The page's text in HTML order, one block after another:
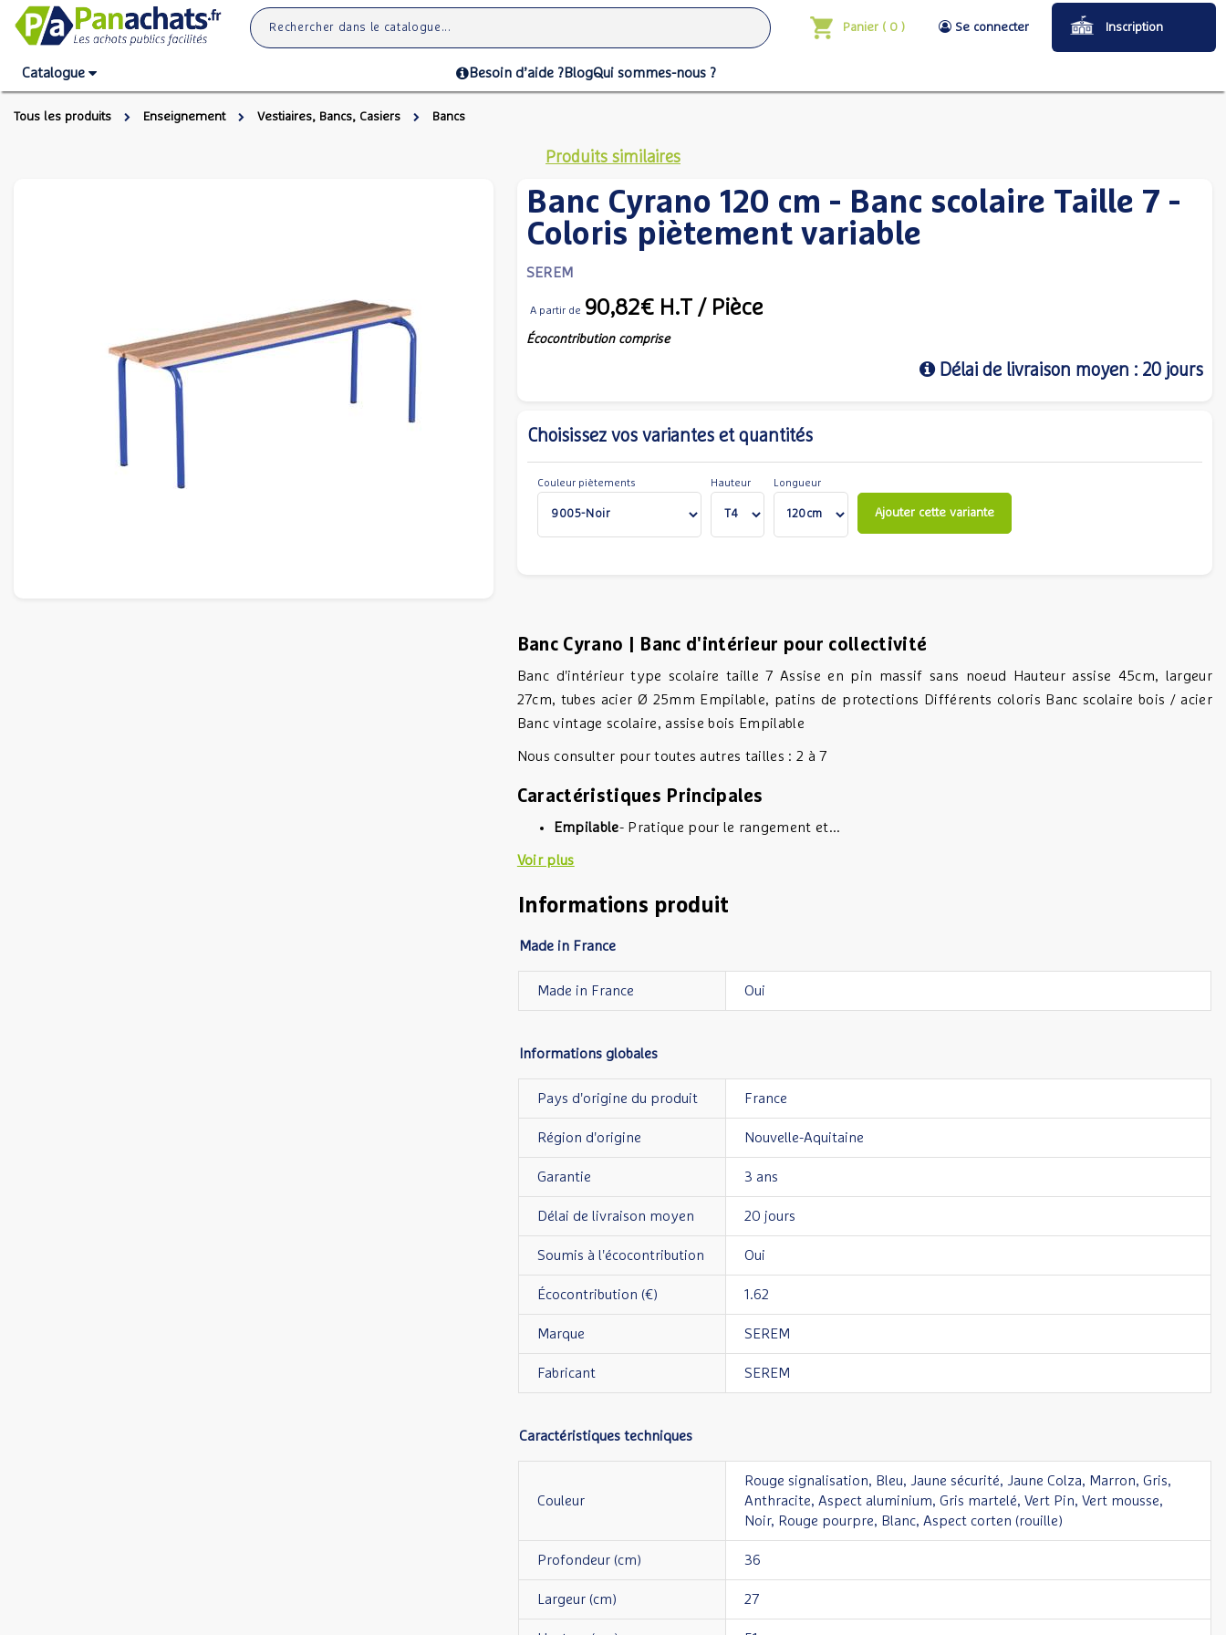
Panier ( 0 ) Se connecter Inscription
Catalogue Besoin d’aide ?BlogQui sommes-nous ?
Tous les produits Enseignement Vestiaires, Bancs, Casiers Bancs
Produits similaires
Banc Cyrano 120 cm - Banc scolaire Taille 7 -
Coloris piètement variable
SEREM
A partir de 90,82€ H.T / Pièce
Écocontribution comprise
Délai de livraison moyen : 20 jours
Choisissez vos variantes et quantités
Couleur piètements Hauteur Longueur
Ajouter cette variante
Banc Cyrano | Banc d'intérieur pour collectivité
Banc d'intérieur type scolaire taille 7 Assise en pin massif sans noeud Hauteur assise 45cm, largeur
27cm, tubes acier Ø 25mm Empilable, patins de protections Différents coloris Banc scolaire bois / acier
Banc vintage scolaire, assise bois Empilable
Nous consulter pour toutes autres tailles : 2 à 7
Caractéristiques Principales
Empilable- Pratique pour le rangement et...
Voir plus
Informations produit
Made in France
Made in France Oui
Informations globales
Pays d'origine du produit France
Région d'origine Nouvelle-Aquitaine
Garantie 3 ans
Délai de livraison moyen 20 jours
Soumis à l'écocontribution Oui
Écocontribution (€) 1.62
Marque SEREM
Fabricant SEREM
Caractéristiques techniques
Couleur
Rouge signalisation, Bleu, Jaune sécurité, Jaune Colza, Marron, Gris,
Anthracite, Aspect aluminium, Gris martelé, Vert Pin, Vert mousse,
Noir, Rouge pourpre, Blanc, Aspect corten (rouille)
Profondeur (cm) 36
Largeur (cm) 27